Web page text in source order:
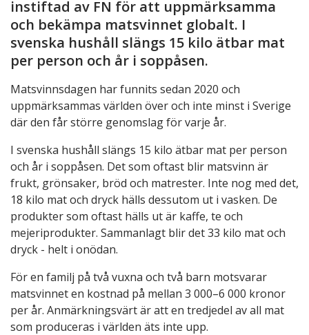
instiftad av FN för att uppmärksamma
och bekämpa matsvinnet globalt. I
svenska hushåll slängs 15 kilo ätbar mat
per person och år i soppåsen.
Matsvinnsdagen har funnits sedan 2020 och
uppmärksammas världen över och inte minst i Sverige
där den får större genomslag för varje år.
I svenska hushåll slängs 15 kilo ätbar mat per person
och år i soppåsen. Det som oftast blir matsvinn är
frukt, grönsaker, bröd och matrester. Inte nog med det,
18 kilo mat och dryck hälls dessutom ut i vasken. De
produkter som oftast hälls ut är kaffe, te och
mejeriprodukter. Sammanlagt blir det 33 kilo mat och
dryck - helt i onödan.
För en familj på två vuxna och två barn motsvarar
matsvinnet en kostnad på mellan 3 000–6 000 kronor
per år. Anmärkningsvärt är att en tredjedel av all mat
som produceras i världen äts inte upp.